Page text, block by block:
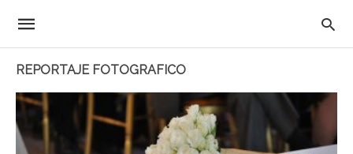
REPORTAJE FOTOGRAFICO